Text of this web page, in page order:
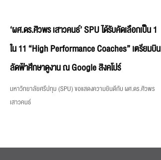
‘ผศ.ดร.ศิวพร เสาวคนธ์’ SPU ได้รับคัดเลือกเป็น 1
ใน 11 “High Performance Coaches” เตรียมบิน
ลัดฟ้าศึกษาดูงาน ณ Google สิงคโปร์
มหาวิทยาลัยศรีปทุม (SPU) ขอแสดงความยินดีกับ ผศ.ดร.ศิวพร
เสาวคนธ์